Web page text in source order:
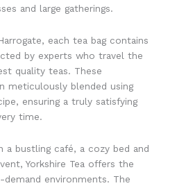
and large gatherings.
each tea bag contains
by experts who travel the
quality teas. These
meticulously blended using
ensuring a truly satisfying
time.
a bustling café, a cozy bed and
Yorkshire Tea offers the
environments. The